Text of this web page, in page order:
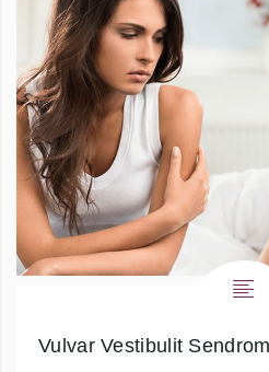
Vulvar Vestibulit Sendrom